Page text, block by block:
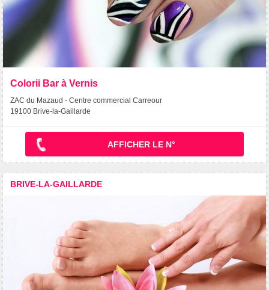
Colorii Bar à Vernis
ZAC du Mazaud - Centre commercial Carreour
19100 Brive-la-Gaillarde
AFFICHER LE N°
BRIVE-LA-GAILLARDE